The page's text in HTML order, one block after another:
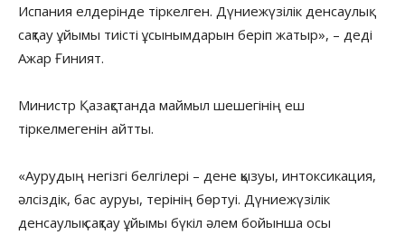
Испания елдерінде тіркелген. Дүниежүзілік денсаулық
сақтау ұйымы тиісті ұсынымдарын беріп жатыр», – деді
Ажар Ғиният.
Министр Қазақстанда маймыл шешегінің еш
тіркелмегенін айтты.
«Аурудың негізгі белгілері – дене қызуы, интоксикация,
әлсіздік, бас ауруы, терінің бөртуі. Дүниежүзілік
денсаулық сақтау ұйымы бүкіл әлем бойынша осы